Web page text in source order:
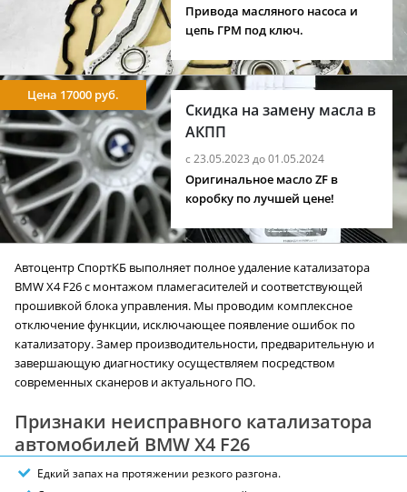
Привода масляного насоса и
цепь ГРМ под ключ.
Скидка на замену масла в
АКПП
с 23.05.2023 до 01.05.2024
Цена 17000 руб.
Оригинальное масло ZF в
коробку по лучшей цене!
Автоцентр СпортКБ выполняет полное удаление катализатора
BMW X4 F26 с монтажом пламегасителей и соответствующей
прошивкой блока управления. Мы проводим комплексное
отключение функции, исключающее появление ошибок по
катализатору. Замер производительности, предварительную и
завершающую диагностику осуществляем посредством
современных сканеров и актуального ПО.
Признаки неисправного катализатора
автомобилей BMW X4 F26
Едкий запах на протяжении резкого разгона.